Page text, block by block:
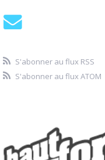
S'abonner au flux RSS
S'abonner au flux ATOM